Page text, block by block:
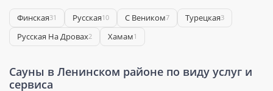
Финская31 Русская10 С Веником7 Турецкая3
Русская На Дровах2 Хамам1
Сауны в Ленинском районе по виду услуг и
сервиса